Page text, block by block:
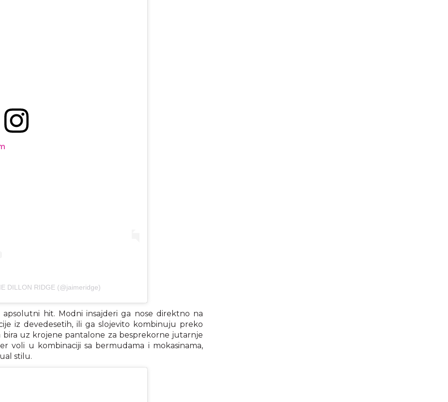
DILLON RIDGE (@jaimeridge)
hit. Modni insajderi ga nose direktno na
iz devedesetih, ili ga slojevito kombinuju preko
bira uz krojene pantalone za besprekorne jutarnje
voli u kombinaciji sa bermudama i mokasinama,
stilu.